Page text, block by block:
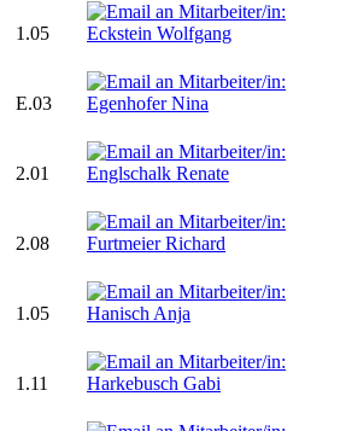
1.05
E.03
2.01
2.08
1.05
1.11